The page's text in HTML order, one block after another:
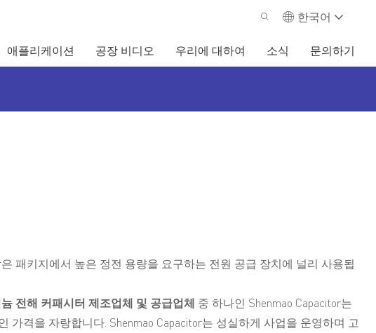
한국어
애플리케이션 공장 비디오 우리에 대하여 소식 문의하기
패키지에서 높은 정전 용량을 요구하는 전원 공급 장치에 널리 사용됩
전해 커패시터 제조업체 및 공급업체 중 하나인 Shenmao Capacitor는
가격을 자랑합니다. Shenmao Capacitor는 성실하게 사업을 운영하며 고